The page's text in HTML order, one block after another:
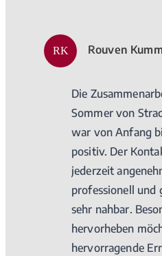
RK Rouven
Die
Sommer von
war von Anfang
positiv. Der
jederzeit
professionell und
sehr nahbar.
hervorheben
hervorragende